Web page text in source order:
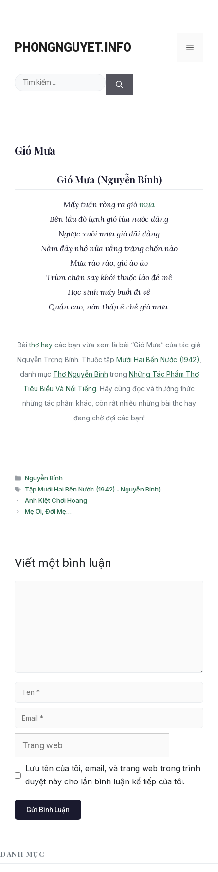
PHONGNGUYET.INFO Menu
Tìm
Gió Mưa
Gió Mưa (Nguyễn Bính)
Mấy tuần ròng rã gió mưa
Bên lầu đò lạnh gió lùa nước dâng
Ngược xuôi mưa gió đãi đằng
Nằm đây nhớ nửa vầng trăng chốn nào
Mưa rào rào, gió ào ào
Trùm chăn say khói thuốc lào đê mê
Học sinh mấy buổi đi về
Quần cao, nón thấp ê chề gió mưa.
Bàithơ hay các bạn vừa xem là bài “Gió Mưa” của tác giả
Nguyễn Trọng Bính. Thuộc tập Mười Hai Bến Nước (1942)
danh mục Thơ Nguyễn Bính trong Những Tác Phẩm Thơ
Tiêu Biểu Và Nổi Tiếng. Hãy cùng đọc và thưởng thức
những tác phẩm khác, còn rất nhiều những bài thơ hay
đang chờ đợi các bạn!
Danh
mục
Nguyễn Bính
Thẻ
Tập Mười Hai Bến Nước (1942) - Nguyễn Bính)
Anh Kiệt Chơi Hoang
Mẹ Ơi, Đời Mẹ…
Viết một bình luận
Tên
Email
Lưu tên của tôi, email, và trang web trong trình
duyệt này cho lần bình luận kế tiếp của tôi.
DANH MỤC